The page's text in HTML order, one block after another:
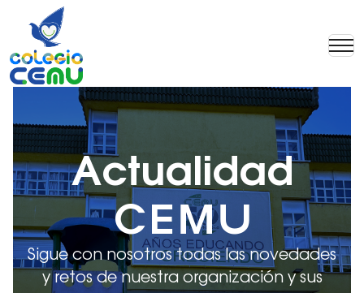
Actualidad
CEMU
Sigue con nosotros todas las novedades
y retos de nuestra organización y sus